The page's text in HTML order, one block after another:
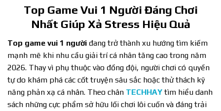
Top Game Vui 1 Người Đáng Chơi
Nhất Giúp Xả Stress Hiệu Quả
Top game vui 1 người đang trở thành xu hướng tìm kiếm
mạnh mẽ khi nhu cầu giải trí cá nhân tăng cao trong năm
2026. Thay vì phụ thuộc vào đồng đội, người chơi có quyền
tự do khám phá các cốt truyện sâu sắc hoặc thử thách kỹ
năng phản xạ cá nhân. Theo chân TECHHAY tìm hiểu danh
sách những cực phẩm sở hữu lối chơi lôi cuốn và đáng trải